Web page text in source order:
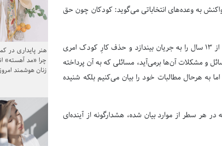
به وعده‌های انتخاباتی می‌گوید: کودکان چون حق
وی با بیان این مهم که رئیس جمهور بعدی، لایحۀ منع ازدواج کودکان کمتر از 13 سال را به جریان بیندازد و حذف کارِ کودک امری
و مشکلات آن‌ها برمی‌آید، مسائلی که به آن پرداخته
به هرحال مطالبات خود را بیان می‌کنیم بلکه شنیده
سطر از موارد بیان شده، هشدارگونه از آینده‌ای
هنر پایداری در
چرا «مد آهسته»
زنان هوشمند